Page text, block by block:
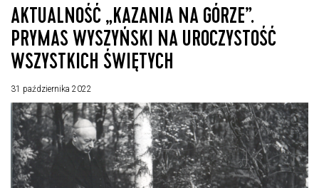
AKTUALNOŚĆ „KAZANIA NA GÓRZE”.
PRYMAS WYSZYŃSKI NA UROCZYSTOŚĆ
WSZYSTKICH ŚWIĘTYCH
31 października 2022